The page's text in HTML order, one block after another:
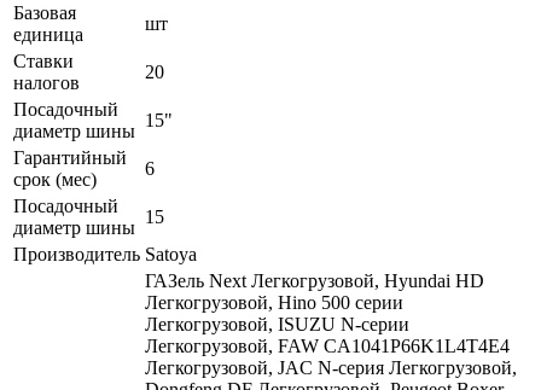
Базовая
единица
шт
Ставки
налогов
20
Посадочный
диаметр шины
15"
Гарантийный
срок (мес)
6
Посадочный
диаметр шины
15
Производитель Satoya
ГАЗель Next Легкогрузовой, Hyundai HD
Легкогрузовой, Hino 500 серии
Легкогрузовой, ISUZU N-серии
Легкогрузовой, FAW CA1041P66K1L4T4E4
Легкогрузовой, JAC N-серия Легкогрузовой,